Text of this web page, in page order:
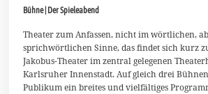
O
t
b
e
r
2
Bühne | Der Spieleabend
Theater zum Anfassen, nicht im wörtlichen,
sprichwörtlichen Sinne, das findet sich kurz
Jakobus-Theater im zentral gelegenen
Karlsruher Innenstadt. Auf gleich drei
Publikum ein breites und vielfältiges